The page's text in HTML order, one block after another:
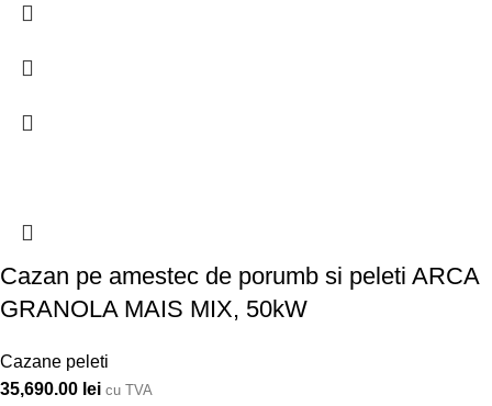
Cazan pe amestec de porumb si peleti ARCA
GRANOLA MAIS MIX, 50kW
Cazane peleti
35,690.00 lei cu TVA